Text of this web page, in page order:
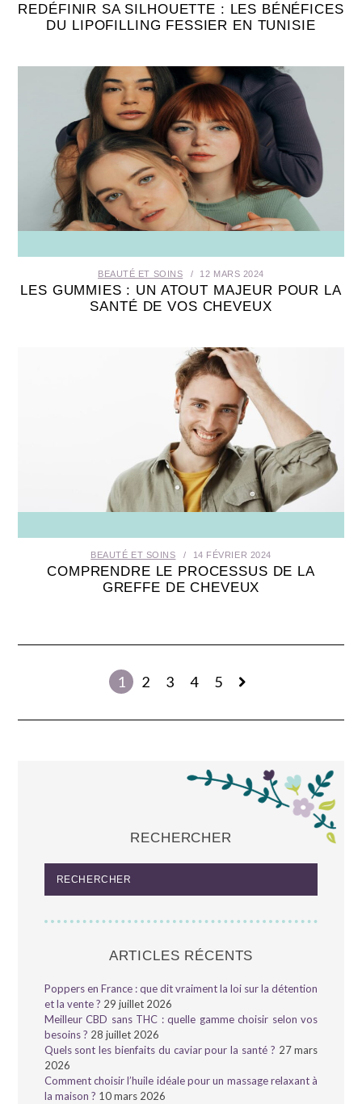
REDÉFINIR SA SILHOUETTE : LES BÉNÉFICES
DU LIPOFILLING FESSIER EN TUNISIE
BEAUTÉ ET SOINS 12 MARS 2024
LES GUMMIES : UN ATOUT MAJEUR POUR LA
SANTÉ DE VOS CHEVEUX
BEAUTÉ ET SOINS 14 FÉVRIER 2024
COMPRENDRE LE PROCESSUS DE LA
GREFFE DE CHEVEUX
1 2 3 4 5
RECHERCHER
ARTICLES RÉCENTS
Poppers en France : que dit vraiment la loi sur la détention
et la vente ? 29 juillet 2026
Meilleur CBD sans THC : quelle gamme choisir selon vos
besoins ? 28 juillet 2026
Quels sont les bienfaits du caviar pour la santé ? 27 mars
2026
Comment choisir l’huile idéale pour un massage relaxant à
la maison ? 10 mars 2026